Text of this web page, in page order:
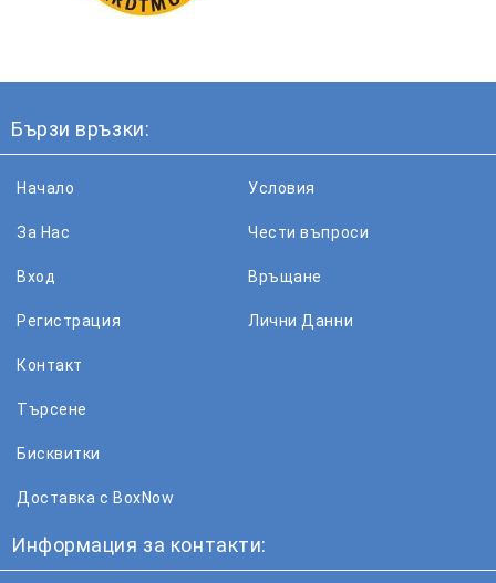
Бързи връзки:
Начало
За Нас
Вход
Регистрация
Условия
Чести въпроси
Връщане
Лични Данни
Контакт
Търсене
Бисквитки
Доставка с BoxNow
Информация за контакти: